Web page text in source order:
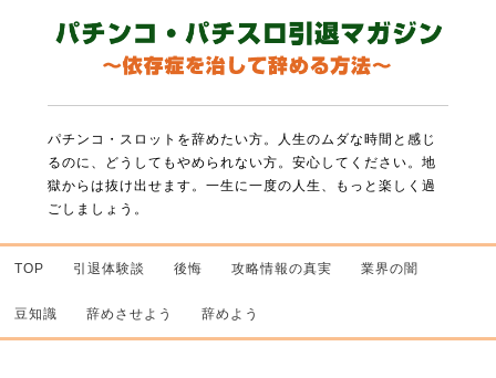
パチンコ・スロットを辞めたい方。人生のムダな時間と感じ
るのに、どうしてもやめられない方。 安心してください。地
獄からは抜け出せます。一生に一度の人生、もっと楽しく過
ごしましょう。
TOP 引退体験談 後悔 攻略情報の真実 業界の闇
豆知識 辞めさせよう 辞めよう